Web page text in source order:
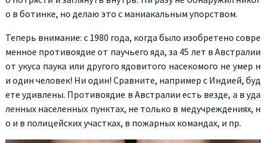
о в ботинке, но делаю это с маниакальным упорством.
Теперь внимание: с 1980 года, когда было изобретено совре
менное противоядие от паучьего яда, за 45 лет в Австралии
от укуса паука или другого ядовитого насекомого не умер н
и один человек! Ни один! Сравните, например с Индией, буд
ете удивлены. Противоядие в Австралии есть везде, а в уда
ленных населенных пунктах, не только в медучреждениях, н
о и в полицейских участках, в пожарных командах, и пр.